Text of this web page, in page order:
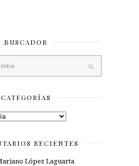
BUSCADOR
CATEGORÍAS
RECIENTES
López Laguarta